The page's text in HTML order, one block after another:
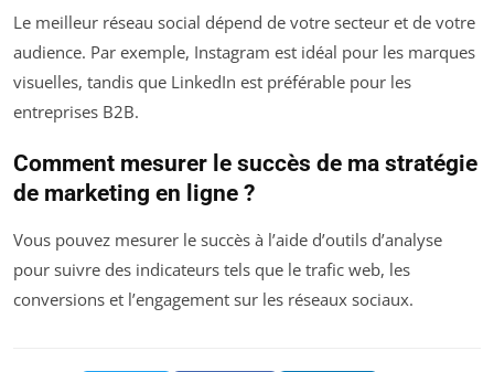
Le meilleur réseau social dépend de votre secteur et de votre
audience. Par exemple, Instagram est idéal pour les marques
visuelles, tandis que LinkedIn est préférable pour les
entreprises B2B.
Comment mesurer le succès de ma stratégie
de marketing en ligne ?
Vous pouvez mesurer le succès à l’aide d’outils d’analyse
pour suivre des indicateurs tels que le trafic web, les
conversions et l’engagement sur les réseaux sociaux.